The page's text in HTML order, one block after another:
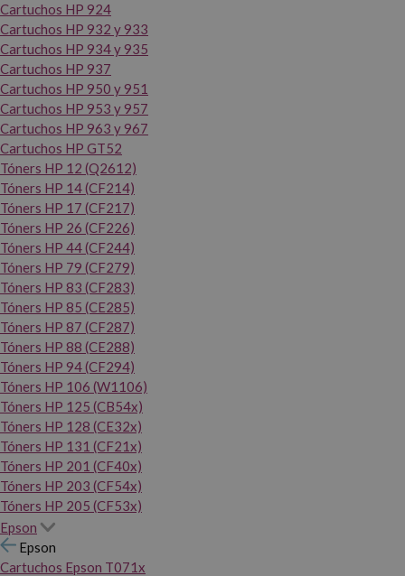
Cartuchos HP 924
Cartuchos HP 932 y 933
Cartuchos HP 934 y 935
Cartuchos HP 937
Cartuchos HP 950 y 951
Cartuchos HP 953 y 957
Cartuchos HP 963 y 967
Cartuchos HP GT52
Tóners HP 12 (Q2612)
Tóners HP 14 (CF214)
Tóners HP 17 (CF217)
Tóners HP 26 (CF226)
Tóners HP 44 (CF244)
Tóners HP 79 (CF279)
Tóners HP 83 (CF283)
Tóners HP 85 (CE285)
Tóners HP 87 (CF287)
Tóners HP 88 (CE288)
Tóners HP 94 (CF294)
Tóners HP 106 (W1106)
Tóners HP 125 (CB54x)
Tóners HP 128 (CE32x)
Tóners HP 131 (CF21x)
Tóners HP 201 (CF40x)
Tóners HP 203 (CF54x)
Tóners HP 205 (CF53x)
Epson
Epson
Cartuchos Epson T071x